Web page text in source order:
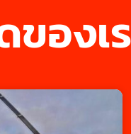
องเ